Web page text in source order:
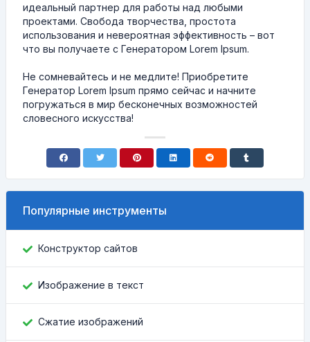
идеальный партнер для работы над любыми
проектами. Свобода творчества, простота
использования и невероятная эффективность – вот
что вы получаете с Генератором Lorem Ipsum.
Не сомневайтесь и не медлите! Приобретите
Генератор Lorem Ipsum прямо сейчас и начните
погружаться в мир бесконечных возможностей
словесного искусства!
Популярные инструменты
Конструктор сайтов
Изображение в текст
Сжатие изображений